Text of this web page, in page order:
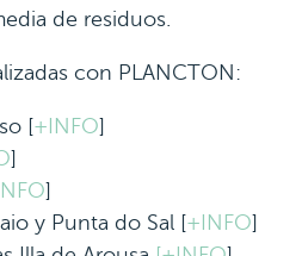
de residuos.
con PLANCTON:
[+INFO]
]
]
y Punta do Sal [+INFO]